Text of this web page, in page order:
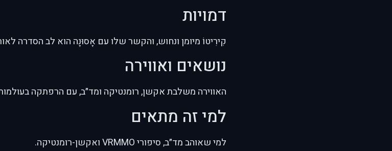
דמויות
קִירִיטוֹ מיומן ונחוש, והקשר שלו עם אָסוּנָה הוא לב הסדרה
נושאים ואווירה
האווירה משלבת אקשן, רומנטיקה ומד״ב, עם הרפתקה בעולמות
למי זה מתאים
למי שאוהב מד״ב, סיפורי VRMMO ואקשן-רומנטיקה.